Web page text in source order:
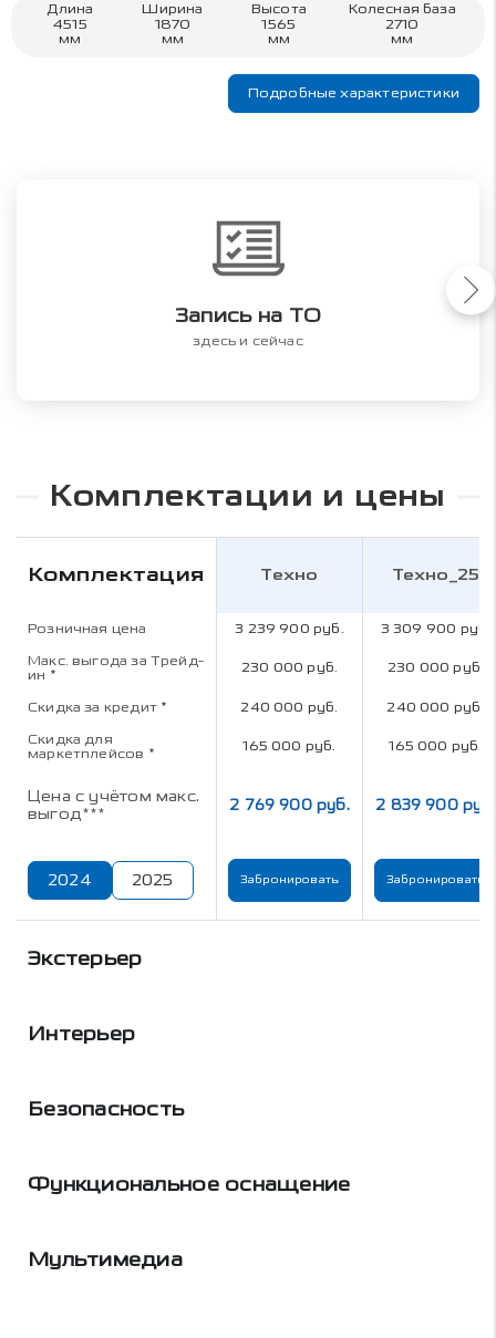
Длина
4515
мм
Ширина
1870
мм
Высота
1565
мм
Колесная база
2710
мм
Подробные характеристики
Запись на ТО
здесь и сейчас
Комплектации и цены
Комплектация Техно Техно_25
Розничная цена 3 239 900 руб. 3 309 900 руб.
Макс. выгода за Трейд-
ин * 230 000 руб. 230 000 руб.
Скидка за кредит * 240 000 руб. 240 000 руб.
Скидка для
маркетплейсов * 165 000 руб. 165 000 руб.
Цена с учётом макс.
выгод***
2 769 900 руб. 2 839 900 руб.
2024 2025 Забронировать Забронировать
Экстерьер
Интерьер
Безопасность
Функциональное оснащение
Мультимедиа